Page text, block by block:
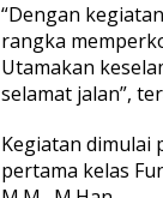
“Dengan
rangka
Utamakan
selamat jalan”,
Kegiatan dimulai
pertama kelas